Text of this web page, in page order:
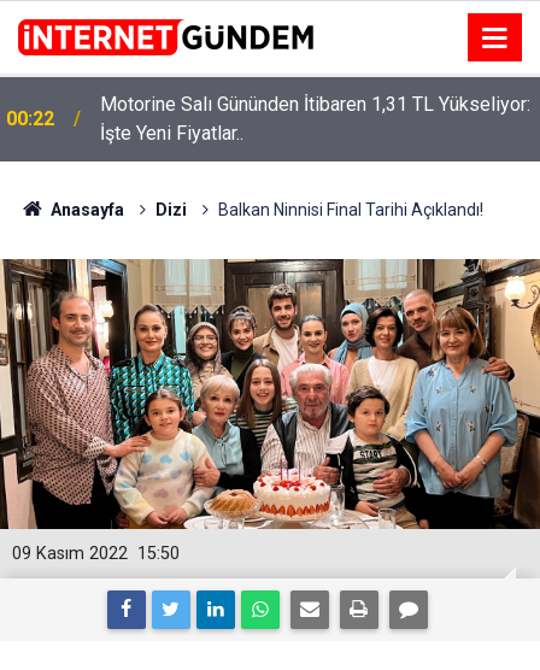
00:22
Motorine Salı Gününden İtibaren 1,31 TL Yükseliyor:
İşte Yeni Fiyatlar..
Anasayfa Dizi Balkan Ninnisi Final Tarihi Açıklandı!
15:50
09 Kasım 2022